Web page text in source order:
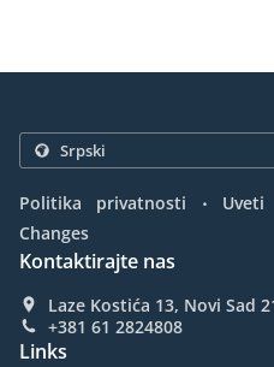
Politika privatnosti .
Changes
Kontaktirajte nas
Laze Kostića 13, Novi Sad
+381 61 2824808
Links